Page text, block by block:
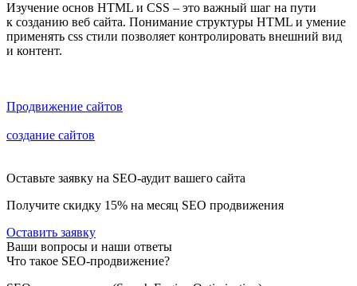
Изучение основ HTML и CSS – это важный шаг на пути
к созданию веб сайта. Понимание структуры HTML и умение
применять css стили позволяет контролировать внешний вид
и контент.
Продвижение сайтов
создание сайтов
Оставьте заявку на SEO-аудит вашего сайта
Получите скидку 15% на месяц SEO продвижения
Оставить заявку
Ваши вопросы и наши ответы
Что такое SEO-продвижение?